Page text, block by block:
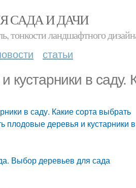
САДА И ДАЧИ
тонкости ландшафтного
статьи
кустарники в саду.
в саду. Какие сорта выбрать
плодовые деревья и кустарники
Выбор деревьев для сада